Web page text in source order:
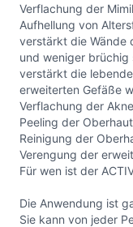
Verflachung der
Aufhellung von
verstärkt die Wände
und weniger brüchig
verstärkt die
erweiterten Gefäße
Verflachung der
Peeling der Oberhaut
Reinigung der
Verengung der
Für wen ist der
Die Anwendung ist
Sie kann von jeder